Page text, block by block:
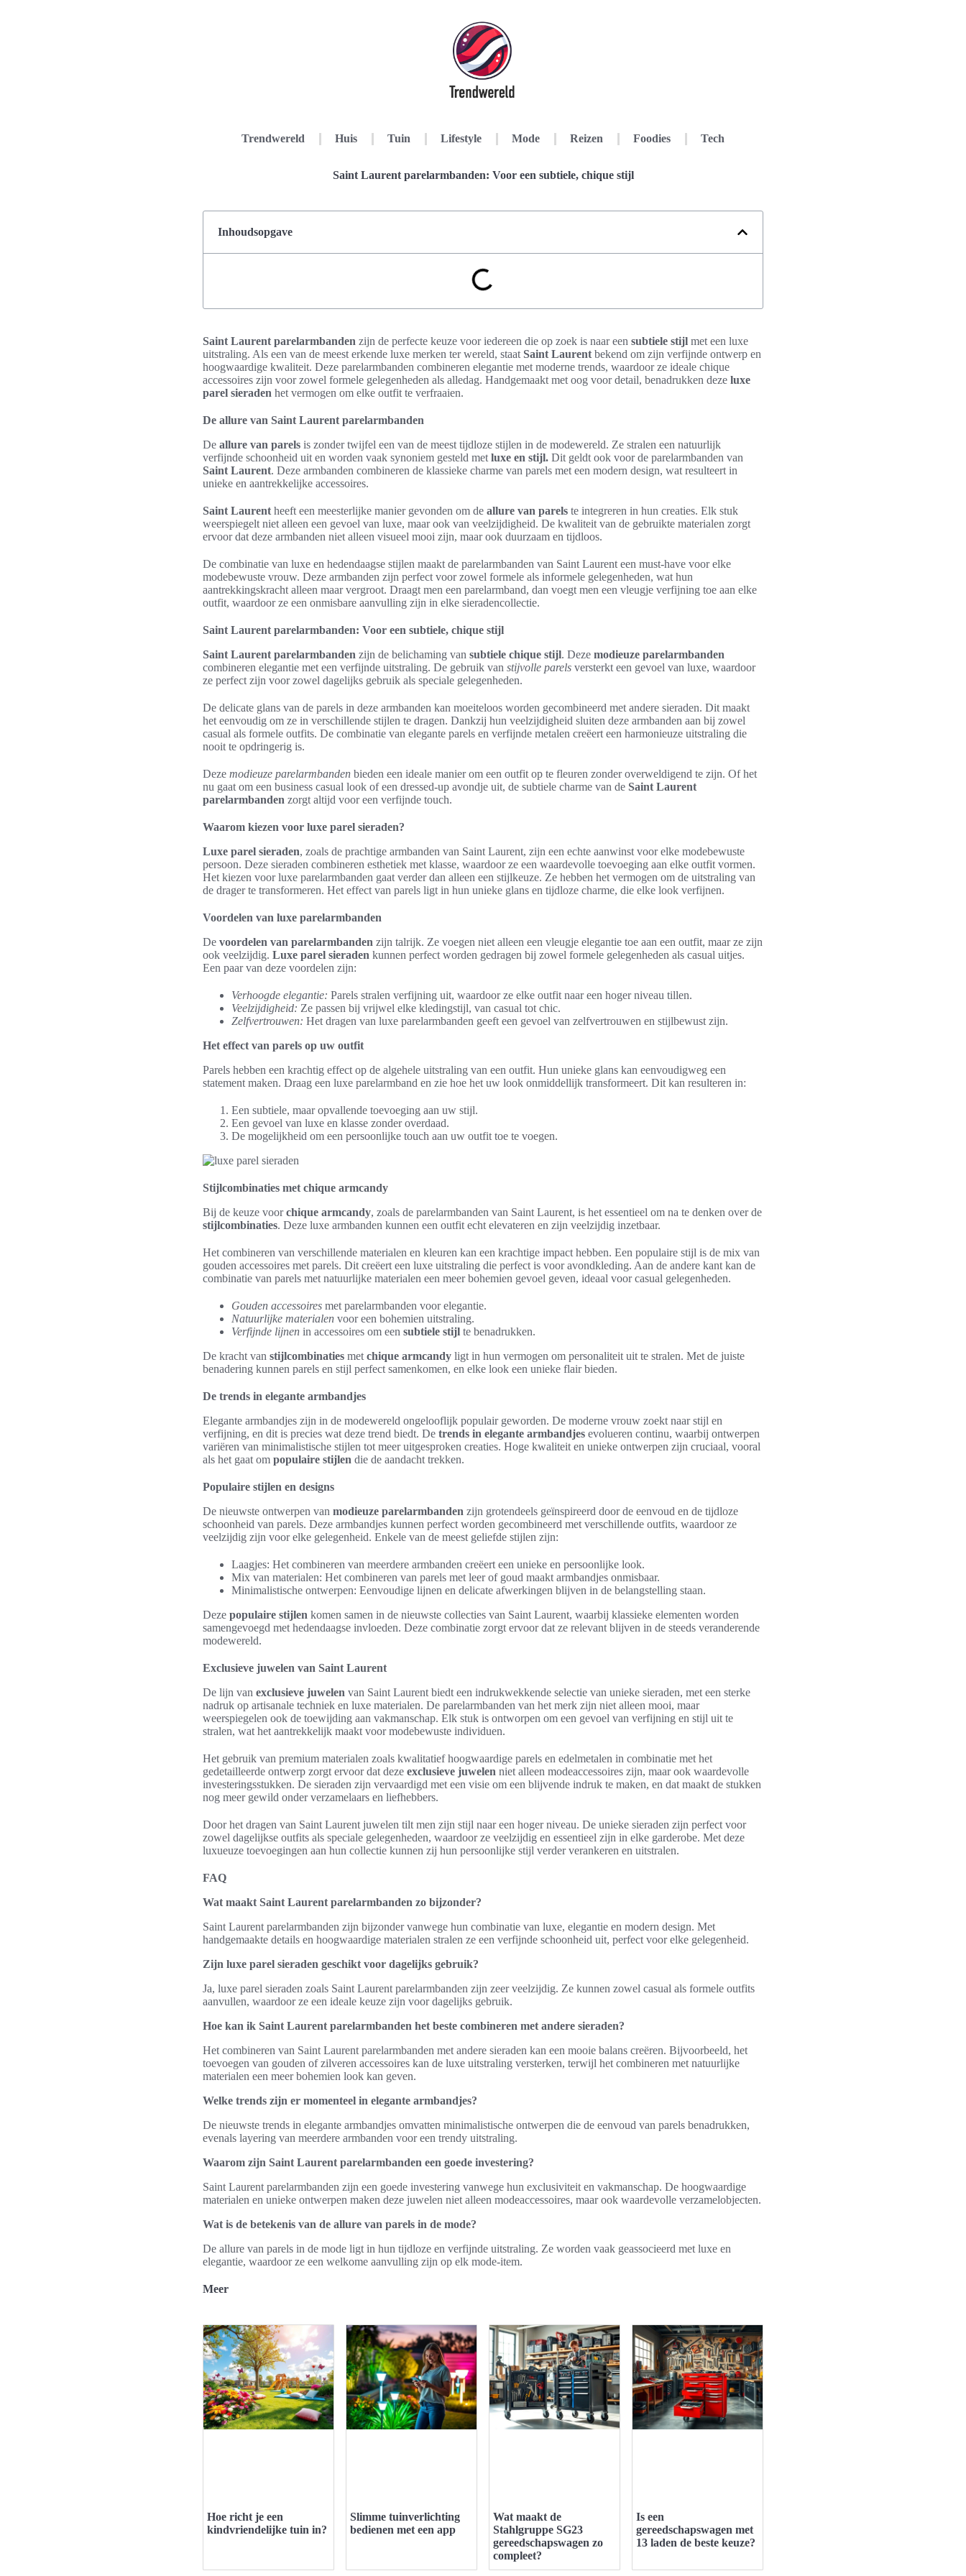
Trendwereld Huis Tuin Lifestyle Mode Reizen Foodies Tech
Saint Laurent parelarmbanden: Voor een subtiele, chique stijl
Inhoudsopgave
Saint Laurent parelarmbanden zijn de perfecte keuze voor iedereen die op zoek is naar een subtiele stijl met een luxe
uitstraling. Als een van de meest erkende luxe merken ter wereld, staat Saint Laurent bekend om zijn verfijnde ontwerp en
hoogwaardige kwaliteit. Deze parelarmbanden combineren elegantie met moderne trends, waardoor ze ideale chique
accessoires zijn voor zowel formele gelegenheden als alledag. Handgemaakt met oog voor detail, benadrukken deze luxe
parel sieraden het vermogen om elke outfit te verfraaien.
De allure van Saint Laurent parelarmbanden
De allure van parels is zonder twijfel een van de meest tijdloze stijlen in de modewereld. Ze stralen een natuurlijk
verfijnde schoonheid uit en worden vaak synoniem gesteld met luxe en stijl. Dit geldt ook voor de parelarmbanden van
Saint Laurent. Deze armbanden combineren de klassieke charme van parels met een modern design, wat resulteert in
unieke en aantrekkelijke accessoires.
Saint Laurent heeft een meesterlijke manier gevonden om de allure van parels te integreren in hun creaties. Elk stuk
weerspiegelt niet alleen een gevoel van luxe, maar ook van veelzijdigheid. De kwaliteit van de gebruikte materialen zorgt
ervoor dat deze armbanden niet alleen visueel mooi zijn, maar ook duurzaam en tijdloos.
De combinatie van luxe en hedendaagse stijlen maakt de parelarmbanden van Saint Laurent een must-have voor elke
modebewuste vrouw. Deze armbanden zijn perfect voor zowel formele als informele gelegenheden, wat hun
aantrekkingskracht alleen maar vergroot. Draagt men een parelarmband, dan voegt men een vleugje verfijning toe aan elke
outfit, waardoor ze een onmisbare aanvulling zijn in elke sieradencollectie.
Saint Laurent parelarmbanden: Voor een subtiele, chique stijl
Saint Laurent parelarmbanden zijn de belichaming van subtiele chique stijl. Deze modieuze parelarmbanden
combineren elegantie met een verfijnde uitstraling. De gebruik van stijvolle parels versterkt een gevoel van luxe, waardoor
ze perfect zijn voor zowel dagelijks gebruik als speciale gelegenheden.
De delicate glans van de parels in deze armbanden kan moeiteloos worden gecombineerd met andere sieraden. Dit maakt
het eenvoudig om ze in verschillende stijlen te dragen. Dankzij hun veelzijdigheid sluiten deze armbanden aan bij zowel
casual als formele outfits. De combinatie van elegante parels en verfijnde metalen creëert een harmonieuze uitstraling die
nooit te opdringerig is.
Deze modieuze parelarmbanden bieden een ideale manier om een outfit op te fleuren zonder overweldigend te zijn. Of het
nu gaat om een business casual look of een dressed-up avondje uit, de subtiele charme van de Saint Laurent
parelarmbanden zorgt altijd voor een verfijnde touch.
Waarom kiezen voor luxe parel sieraden?
Luxe parel sieraden, zoals de prachtige armbanden van Saint Laurent, zijn een echte aanwinst voor elke modebewuste
persoon. Deze sieraden combineren esthetiek met klasse, waardoor ze een waardevolle toevoeging aan elke outfit vormen.
Het kiezen voor luxe parelarmbanden gaat verder dan alleen een stijlkeuze. Ze hebben het vermogen om de uitstraling van
de drager te transformeren. Het effect van parels ligt in hun unieke glans en tijdloze charme, die elke look verfijnen.
Voordelen van luxe parelarmbanden
De voordelen van parelarmbanden zijn talrijk. Ze voegen niet alleen een vleugje elegantie toe aan een outfit, maar ze zijn
ook veelzijdig. Luxe parel sieraden kunnen perfect worden gedragen bij zowel formele gelegenheden als casual uitjes.
Een paar van deze voordelen zijn:
Verhoogde elegantie: Parels stralen verfijning uit, waardoor ze elke outfit naar een hoger niveau tillen.
Veelzijdigheid: Ze passen bij vrijwel elke kledingstijl, van casual tot chic.
Zelfvertrouwen: Het dragen van luxe parelarmbanden geeft een gevoel van zelfvertrouwen en stijlbewust zijn.
Het effect van parels op uw outfit
Parels hebben een krachtig effect op de algehele uitstraling van een outfit. Hun unieke glans kan eenvoudigweg een
statement maken. Draag een luxe parelarmband en zie hoe het uw look onmiddellijk transformeert. Dit kan resulteren in:
Een subtiele, maar opvallende toevoeging aan uw stijl.
Een gevoel van luxe en klasse zonder overdaad.
De mogelijkheid om een persoonlijke touch aan uw outfit toe te voegen.
Stijlcombinaties met chique armcandy
Bij de keuze voorchique armcandy, zoals de parelarmbanden van Saint Laurent, is het essentieel om na te denken over de
stijlcombinaties. Deze luxe armbanden kunnen een outfit echt elevateren en zijn veelzijdig inzetbaar.
Het combineren van verschillende materialen en kleuren kan een krachtige impact hebben. Een populaire stijl is de mix van
gouden accessoires met parels. Dit creëert een luxe uitstraling die perfect is voor avondkleding. Aan de andere kant kan de
combinatie van parels met natuurlijke materialen een meer bohemien gevoel geven, ideaal voor casual gelegenheden.
Gouden accessoires met parelarmbanden voor elegantie.
Natuurlijke materialen voor een bohemien uitstraling.
Verfijnde lijnen in accessoires om een subtiele stijl te benadrukken.
De kracht van stijlcombinaties met chique armcandy ligt in hun vermogen om personaliteit uit te stralen. Met de juiste
benadering kunnen parels en stijl perfect samenkomen, en elke look een unieke flair bieden.
De trends in elegante armbandjes
Elegante armbandjes zijn in de modewereld ongelooflijk populair geworden. De moderne vrouw zoekt naar stijl en
verfijning, en dit is precies wat deze trend biedt. De trends in elegante armbandjes evolueren continu, waarbij ontwerpen
variëren van minimalistische stijlen tot meer uitgesproken creaties. Hoge kwaliteit en unieke ontwerpen zijn cruciaal, vooral
als het gaat om populaire stijlen die de aandacht trekken.
Populaire stijlen en designs
De nieuwste ontwerpen van modieuze parelarmbanden zijn grotendeels geïnspireerd door de eenvoud en de tijdloze
schoonheid van parels. Deze armbandjes kunnen perfect worden gecombineerd met verschillende outfits, waardoor ze
veelzijdig zijn voor elke gelegenheid. Enkele van de meest geliefde stijlen zijn:
Laagjes: Het combineren van meerdere armbanden creëert een unieke en persoonlijke look.
Mix van materialen: Het combineren van parels met leer of goud maakt armbandjes onmisbaar.
Minimalistische ontwerpen: Eenvoudige lijnen en delicate afwerkingen blijven in de belangstelling staan.
Deze populaire stijlen komen samen in de nieuwste collecties van Saint Laurent, waarbij klassieke elementen worden
samengevoegd met hedendaagse invloeden. Deze combinatie zorgt ervoor dat ze relevant blijven in de steeds veranderende
modewereld.
Exclusieve juwelen van Saint Laurent
De lijn van exclusieve juwelen van Saint Laurent biedt een indrukwekkende selectie van unieke sieraden, met een sterke
nadruk op artisanale techniek en luxe materialen. De parelarmbanden van het merk zijn niet alleen mooi, maar
weerspiegelen ook de toewijding aan vakmanschap. Elk stuk is ontworpen om een gevoel van verfijning en stijl uit te
stralen, wat het aantrekkelijk maakt voor modebewuste individuen.
Het gebruik van premium materialen zoals kwalitatief hoogwaardige parels en edelmetalen in combinatie met het
gedetailleerde ontwerp zorgt ervoor dat deze exclusieve juwelen niet alleen modeaccessoires zijn, maar ook waardevolle
investeringsstukken. De sieraden zijn vervaardigd met een visie om een blijvende indruk te maken, en dat maakt de stukken
nog meer gewild onder verzamelaars en liefhebbers.
Door het dragen van Saint Laurent juwelen tilt men zijn stijl naar een hoger niveau. De unieke sieraden zijn perfect voor
zowel dagelijkse outfits als speciale gelegenheden, waardoor ze veelzijdig en essentieel zijn in elke garderobe. Met deze
luxueuze toevoegingen aan hun collectie kunnen zij hun persoonlijke stijl verder verankeren en uitstralen.
FAQ
Wat maakt Saint Laurent parelarmbanden zo bijzonder?
Saint Laurent parelarmbanden zijn bijzonder vanwege hun combinatie van luxe, elegantie en modern design. Met
handgemaakte details en hoogwaardige materialen stralen ze een verfijnde schoonheid uit, perfect voor elke gelegenheid.
Zijn luxe parel sieraden geschikt voor dagelijks gebruik?
Ja, luxe parel sieraden zoals Saint Laurent parelarmbanden zijn zeer veelzijdig. Ze kunnen zowel casual als formele outfits
aanvullen, waardoor ze een ideale keuze zijn voor dagelijks gebruik.
Hoe kan ik Saint Laurent parelarmbanden het beste combineren met andere sieraden?
Het combineren van Saint Laurent parelarmbanden met andere sieraden kan een mooie balans creëren. Bijvoorbeeld, het
toevoegen van gouden of zilveren accessoires kan de luxe uitstraling versterken, terwijl het combineren met natuurlijke
materialen een meer bohemien look kan geven.
Welke trends zijn er momenteel in elegante armbandjes?
De nieuwste trends in elegante armbandjes omvatten minimalistische ontwerpen die de eenvoud van parels benadrukken,
evenals layering van meerdere armbanden voor een trendy uitstraling.
Waarom zijn Saint Laurent parelarmbanden een goede investering?
Saint Laurent parelarmbanden zijn een goede investering vanwege hun exclusiviteit en vakmanschap. De hoogwaardige
materialen en unieke ontwerpen maken deze juwelen niet alleen modeaccessoires, maar ook waardevolle verzamelobjecten.
Wat is de betekenis van de allure van parels in de mode?
De allure van parels in de mode ligt in hun tijdloze en verfijnde uitstraling. Ze worden vaak geassocieerd met luxe en
elegantie, waardoor ze een welkome aanvulling zijn op elk mode-item.
Meer
Hoe richt je een
kindvriendelijke tuin in?
Slimme tuinverlichting
bedienen met een app
Wat maakt de
Stahlgruppe SG23
gereedschapswagen zo
compleet?
Is een
gereedschapswagen met
13 laden de beste keuze?